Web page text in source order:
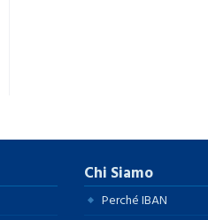
Chi Siamo
Perché IBAN